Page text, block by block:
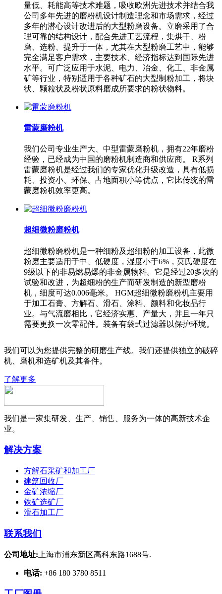
量低、耗能高等技术难题，吸收欧洲先进技术并结合我
公司多年先进的磨粉机设计制造理念和市场需求，经过
多年的潜心设计改进后的大型粉磨设备。立磨采用了合
理可靠的结构设计，配合先进工艺流程，集烘干、粉
磨、选粉、提升于一体，尤其在大型粉磨工艺中，能够
完全满足客户需求，主要技术、经济指标达到国际先进
水平。可广泛应用于水泥、电力、冶金、化工、非金属
矿等行业，特别适用于各种矿石的大型制粉加工，将块
状、颗粒状及粉状原料磨成所要求的粉状物料。
雷蒙磨粉机
我们公司专业生产大、中型雷蒙磨粉机，拥有22年磨粉
经验，已经成为中国的磨粉机制造商和供应商。 R系列
雷蒙磨粉机是经过我们的专家优化升级改造，具有低损
耗、投资小、环保、占地面积小等优点，它比传统的雷
蒙磨粉机效率更高。
超细微粉磨粉机
超细微粉磨粉机是一种细粉及超细粉的加工设备，此微
粉磨主要适用于中、低硬度，湿度小于6%，莫氏硬度在
9级以下的非易燃易爆的非金属物料。它是经过20多次的
试验和改进，为超细粉的生产而研发制造的新型磨粉
机，细度可达0.006毫米。 HGM超细微粉磨粉机主要用
于加工石膏、方解石、滑石、涂料、颜料和化妆品行
业。与气流磨相比，它经济实惠、产量大，并且一年只
需要更换一次零配件。装备有袋式过滤器以保护环境。
我们可以为您提供完整的研磨生产线。我们还提供独立的破碎
机、磨机和选矿机及其备件。
了解更多
我们是一家集研发、生产、销售、服务为一体的高新技术企
业。
解决方案
方解石采矿和加工厂
建筑回收厂
金矿浓缩厂
铁矿选矿厂
滑石加工厂
联系我们
公司地址: 上海市浦东新区高科东路1688号.
电话: +86 180 3780 8511